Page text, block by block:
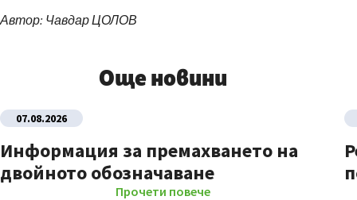
Автор: Чавдар ЦОЛОВ
Още новини
07.08.2026
Информация за премахването на
двойното обозначаване
Прочети повече